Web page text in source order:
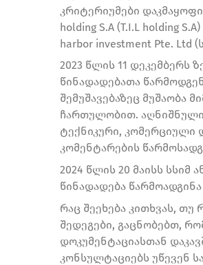
კრიტერიუმები
holding S.A (T.I.L holding
harbor investment Pte. Ltd
2023 წლის 11 დეკემბერს
წინადადებათა
შემუშავებაზეც მუშაობა
ჩართულობით. აღნიშნული
ტექნიკური, კომერციული
კომენტარების
2024 წლის 20 მაისს სსიმ
წინადადება
რაც შეეხება კითხვას,
შედეგები, გაცნობებთ,
დოკუმენტაციასთან
კონსულტაციებს უწევენ